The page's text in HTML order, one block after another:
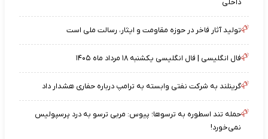
داخلی
تولید آثار فاخر در حوزه مقاومت و ایثار، رسالت ملی است
فال انگلیسی | فال انگلیسی یکشنبه ۱۸ مرداد ماه ۱۴۰۵
گرینلند به شرکت نفتی وابسته به ترامپ درباره حفاری هشدار داد
حمله تند اسطوره به ترسوها؛ پیوس: مربی ترسو به درد پرسپولیس
نمی‌خورد!